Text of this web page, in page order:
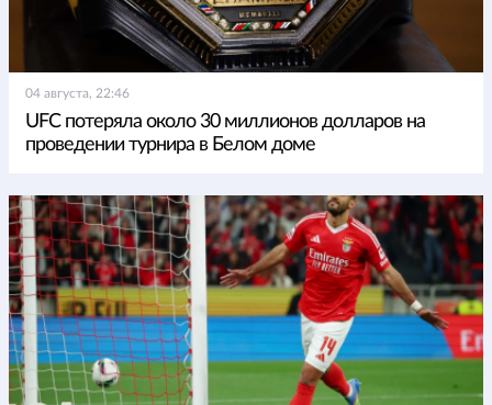
04 августа, 22:46
UFC потеряла около 30 миллионов долларов на
проведении турнира в Белом доме